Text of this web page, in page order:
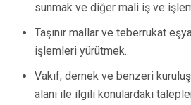
sunmak ve diğer mali iş ve
Taşınır mallar ve teberrukat
işlemleri yürütmek.
Vakıf, dernek ve benzeri
alanı ile ilgili konulardaki